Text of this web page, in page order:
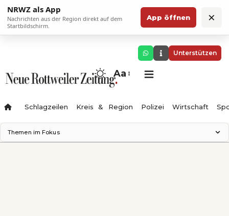
NRWZ als App
Nachrichten aus der Region direkt auf dem
Startbildschirm.
App öffnen ×
Unterstützen
Aa
Schlagzeilen Kreis & Region Polizei Wirtschaft
Themen im Fokus